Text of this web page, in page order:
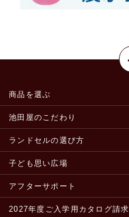
商品を選ぶ
池田屋のこだわり
ランドセルの選び方
子ども思い広場
アフターサポート
2027年度ご入学用カタログ請求